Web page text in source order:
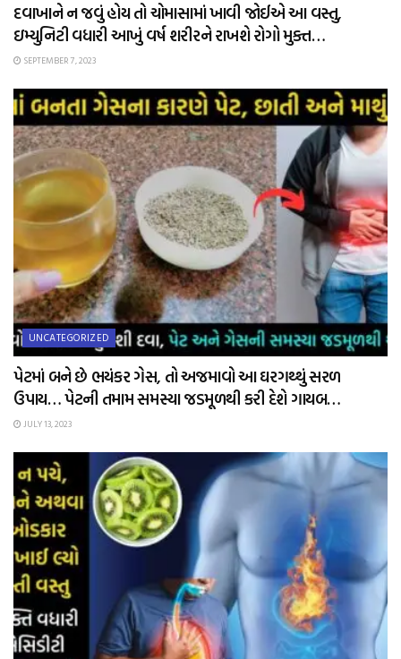
દવાખાને ન જવું હોય તો ચોમાસામાં ખાવી જોઈએ આ વસ્તુ,
ઇમ્યુનિટી વધારી આખું વર્ષ શરીરને રાખશે રોગો મુક્ત…
SEPTEMBER 7, 2023
UNCATEGORIZED
પેટમાં બને છે ભયંકર ગેસ, તો અજમાવો આ ઘરગથ્થું સરળ
ઉપાય… પેટની તમામ સમસ્યા જડમૂળથી કરી દેશે ગાયબ…
JULY 13, 2023